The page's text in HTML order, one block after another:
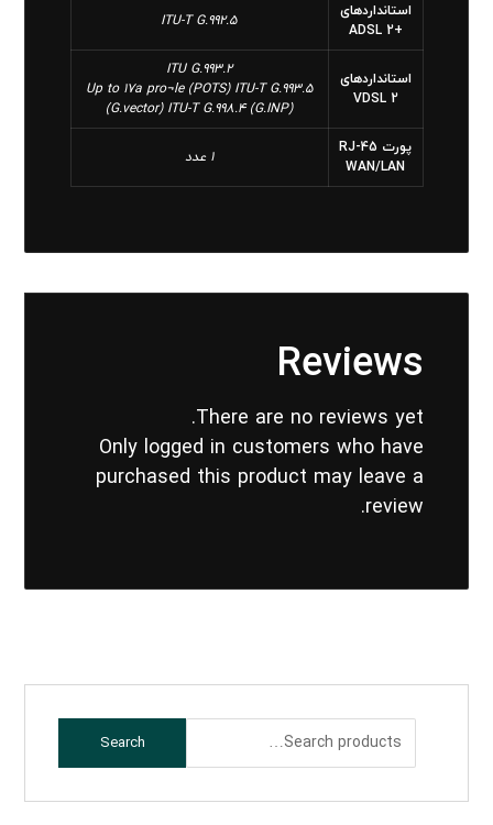
استانداردهای
+ADSL 2
ITU-T G.992.5
استانداردهای
VDSL 2
ITU G.993.2
Up to 17a pro¬le (POTS) ITU-T G.993.5
(G.vector) ITU-T G.998.4 (G.INP)
پورت RJ-45
WAN/LAN
1 عدد
Reviews
There are no reviews yet.
Only logged in customers who have
purchased this product may leave a
review.
Search